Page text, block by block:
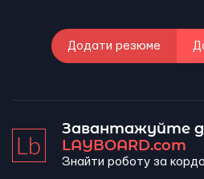
Додати резюме
Завантажуйте
LAYBOARD.com
Знайти роботу за